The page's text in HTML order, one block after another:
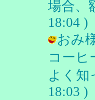
場合、
18:04 )
おみ
コーヒ
よく知
18:03 )